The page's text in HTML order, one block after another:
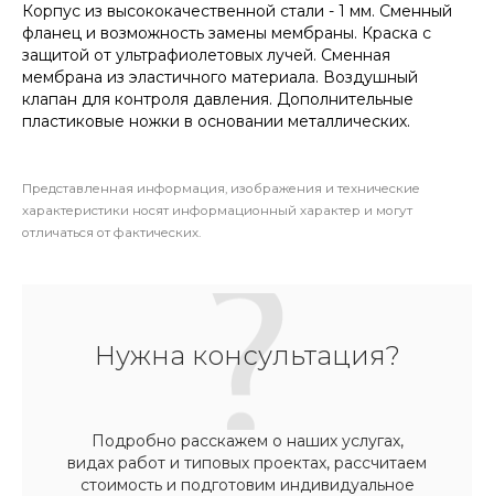
Корпус из высококачественной стали - 1 мм. Сменный
фланец и возможность замены мембраны. Краска с
защитой от ультрафиолетовых лучей. Сменная
мембрана из эластичного материала. Воздушный
клапан для контроля давления. Дополнительные
пластиковые ножки в основании металлических.
Представленная информация, изображения и технические
характеристики носят информационный характер и могут
отличаться от фактических.
Нужна консультация?
Подробно расскажем о наших услугах,
видах работ и типовых проектах, рассчитаем
стоимость и подготовим индивидуальное